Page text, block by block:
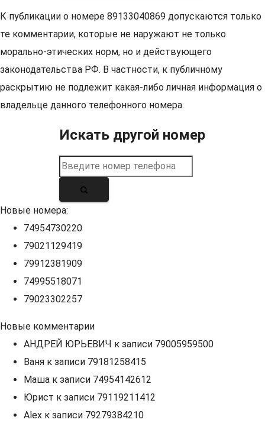
К публикации о номере 89133040869 допускаются только
те комментарии, которые не наружают не только
морально-этических норм, но и действующего
законодательства РФ. В частности, к публичному
раскрытию не подлежит какая-либо личная информация о
владельце данного телефонного номера.
Искать другой номер
Новые номера:
74954730220
79021129419
79912381909
74995518071
79023302257
Новые комментарии
АНДРЕЙ ЮРЬЕВИЧ к записи 79005959500
Ваня к записи 79181258415
Маша к записи 74954142612
Юрист к записи 79119211412
Alex к записи 79279384210